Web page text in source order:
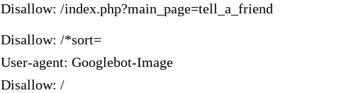
Disallow: /index.php?main_page=tell_a_friend
Disallow: /*sort=
User-agent: Googlebot-Image
Disallow: /